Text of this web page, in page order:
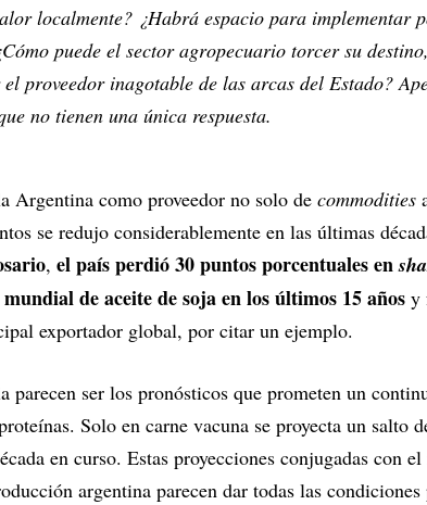
localmente? ¿Habrá espacio para implementar
puede el sector agropecuario torcer su
proveedor inagotable de las arcas del Estado?
no tienen una única respuesta.
Argentina como proveedor no solo de commodities
se redujo considerablemente en las últimas
, el país perdió 30 puntos porcentuales en
de aceite de soja en los últimos 15 años y
exportador global, por citar un ejemplo.
parecen ser los pronósticos que prometen un
Solo en carne vacuna se proyecta un salto
en curso. Estas proyecciones conjugadas con
argentina parecen dar todas las condiciones